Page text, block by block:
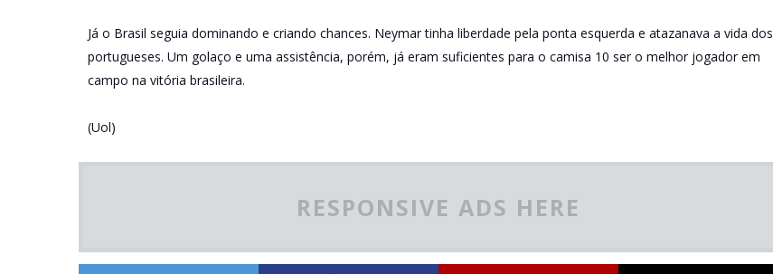
Já o Brasil seguia dominando e criando chances. Neymar tinha liberdade pela ponta esquerda e atazanava a vida dos
portugueses. Um golaço e uma assistência, porém, já eram suficientes para o camisa 10 ser o melhor jogador em
campo na vitória brasileira.
(Uol)
RESPONSIVE ADS HERE